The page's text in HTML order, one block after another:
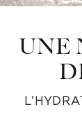
UNE